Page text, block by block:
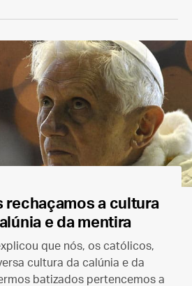
rechaçamos a cultura
e da mentira
que nós, os católicos,
cultura da calúnia e da
batizados pertencemos a